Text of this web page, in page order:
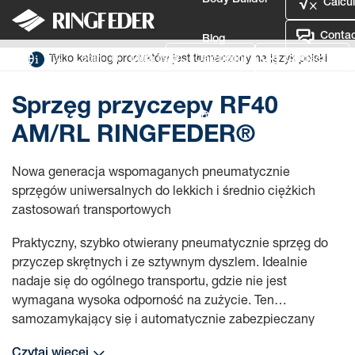
Blog
Login Moja lista Calculator Contact Us
Tylko katalog produktów jest tłumaczony na język polski
Sprzęgu Sprzęg przyczepy RF40 AM/RL RINGFEDER®
Sprzęg przyczepy RF40
AM/RL RINGFEDER®
Nowa generacja wspomaganych pneumatycznie
sprzęgów uniwersalnych do lekkich i średnio ciężkich
zastosowań transportowych
Praktyczny, szybko otwierany pneumatycznie sprzęg do
przyczep skrętnych i ze sztywnym dyszlem. Idealnie
nadaje się do ogólnego transportu, gdzie nie jest
wymagana wysoka odporność na zużycie. Ten
samozamykający się i automatycznie zabezpieczany